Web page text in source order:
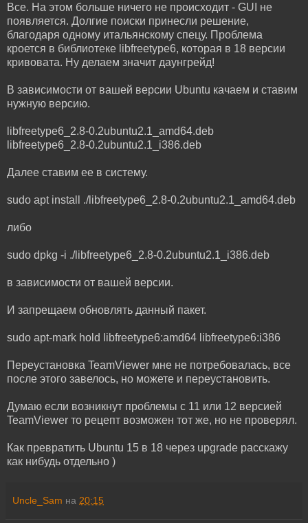
Все. На этом больше ничего не происходит - GUI не
появляется. Долгие поиски принесли решение,
благодаря одному итальянскому спецу. Проблема
кроется в библиотеке libfreetype6, которая в 18 версии
кривовата. Ну делаем значит даунгрейд!
В зависимости от вашей версии Ubuntu качаем и ставим
нужную версию.
libfreetype6_2.8-0.2ubuntu2.1_amd64.deb
libfreetype6_2.8-0.2ubuntu2.1_i386.deb
Далее ставим ее в систему.
sudo apt install ./libfreetype6_2.8-0.2ubuntu2.1_amd64.deb
либо
sudo dpkg -i ./libfreetype6_2.8-0.2ubuntu2.1_i386.deb
в зависимости от вашей версии.
И запрещаем обновлять данный пакет.
sudo apt-mark hold libfreetype6:amd64 libfreetype6:i386
Переустановка TeamViewer мне не потребовалась, все
после этого завелось, но можете и переустановить.
Думаю если возникнут проблемы с 11 или 12 версией
TeamViewer то рецепт возможен тот же, но не проверял.
Как превратить Ubuntu 15 в 18 через upgrade расскажу
как нибудь отдельно )
Uncle_Sam на 20:15